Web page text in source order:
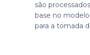
são
base no
para a tomada